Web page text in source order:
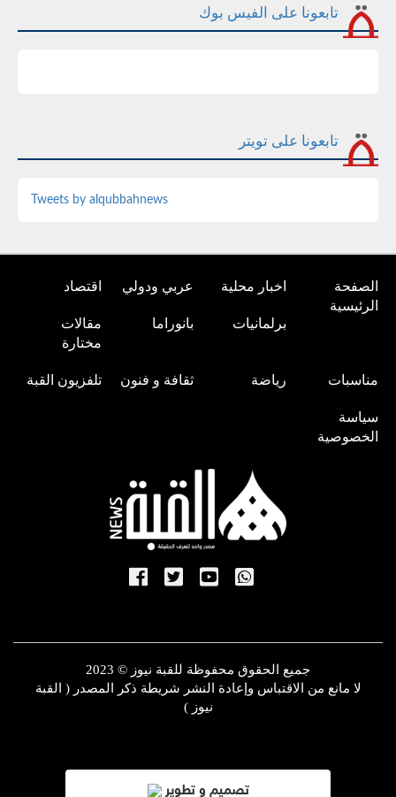
تابعونا على الفيس بوك
تابعونا على تويتر
Tweets by alqubbahnews
الصفحة
الرئيسية
اخبار محلية عربي ودولي اقتصاد
برلمانيات بانوراما
مقالات
مختارة
مناسبات رياضة ثقافة و فنون تلفزيون القبة
سياسة
الخصوصية
جميع الحقوق محفوظة للقبة نيوز © 2023
لا مانع من الاقتباس وإعادة النشر شريطة ذكر المصدر ( القبة
نيوز )
تصميم و تطوير